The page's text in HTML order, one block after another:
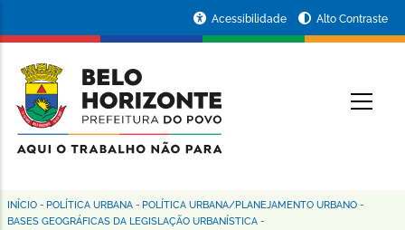
conteúdo
principal
da
Prefeitura
de
Horizonte
Acessibilidade Alto Contraste
Trilha
INÍCIO - POLÍTICA URBANA - POLÍTICA URBANA/PLANEJAMENTO URBANO -
BASES GEOGRÁFICAS DA LEGISLAÇÃO URBANÍSTICA -